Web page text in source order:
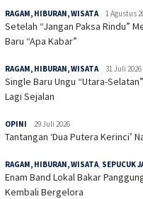
RAGAM, HIBURAN, WISATA 1 Agustus
Setelah “Jangan Paksa Rindu”
Baru “Apa Kabar”
RAGAM, HIBURAN, WISATA 31 Juli 2026
Single Baru Ungu “Utara-
Lagi Sejalan
OPINI 29 Juli 2026
Tantangan ‘Dua Putera Kerinci’
RAGAM, HIBURAN, WISATA, SEPUCUK
Enam Band Lokal Bakar
Kembali Bergelora